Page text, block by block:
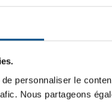
personnaliser le
Nous partageons
toutes vos tâches avec
solide et
p>
constante</